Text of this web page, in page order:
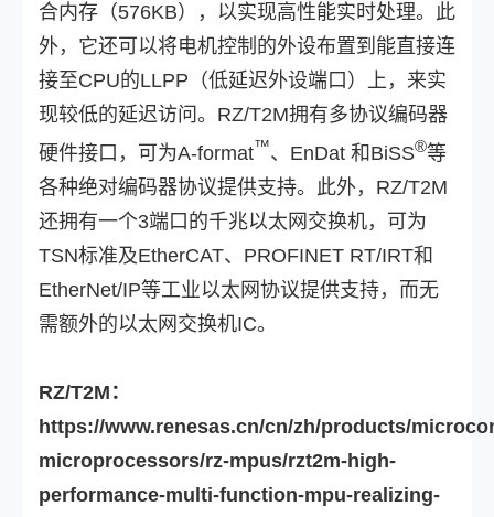
合内存（576KB），以实现高性能实时处理。此
外，它还可以将电机控制的外设布置到能直接连
接至CPU的LLPP（低延迟外设端口）上，来实
现较低的延迟访问。RZ/T2M拥有多协议编码器
硬件接口，可为A-format™、EnDat 和BiSS®等
各种绝对编码器协议提供支持。此外，RZ/T2M
还拥有一个3端口的千兆以太网交换机，可为
TSN标准及EtherCAT、PROFINET RT/IRT和
EtherNet/IP等工业以太网协议提供支持，而无
需额外的以太网交换机IC。
RZ/T2M：
https://www.renesas.cn/cn/zh/products/
microprocessors/rz-mpus/rzt2m-high-
performance-multi-function-mpu-realizing-